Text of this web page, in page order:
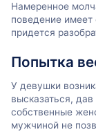
Намеренное
поведение
придется
Попытка
У девушки
высказаться,
собственные
мужчиной не